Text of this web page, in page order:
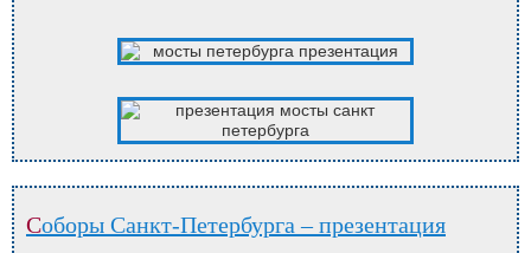
Соборы Санкт-Петербурга – презентация